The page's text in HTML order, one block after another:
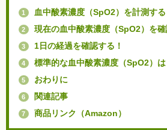
1 血中酸素濃度（SpO2）を計測する
2 現在の血中酸素濃度（SpO2）を確
3 1日の経過を確認する！
4 標準的な血中酸素濃度（SpO2）は
5 おわりに
6 関連記事
7 商品リンク（Amazon）